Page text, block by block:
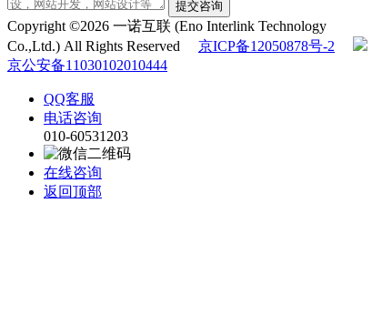
提交咨询
Copyright ©2026 一诺互联 (Eno Interlink Technology
Co.,Ltd.) All Rights Reserved 京ICP备12050878号-2
京公安备11030102010444
QQ客服
电话咨询
010-60531203
在线咨询
返回顶部